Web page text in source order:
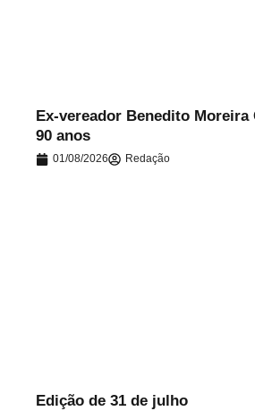
Ex-vereador Benedito Moreira
90 anos
01/08/2026 Redação
Edição de 31 de julho